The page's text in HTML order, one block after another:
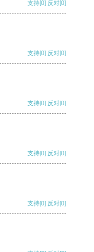
支持[0] 反对[0]
支持[0] 反对[0]
支持[0] 反对[0]
支持[0] 反对[0]
支持[0] 反对[0]